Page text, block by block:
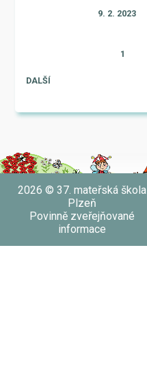
9. 2. 2023
1
DALŠÍ
2026 © 37. mateřská škola
Plzeň
Povinně zveřejňované
informace